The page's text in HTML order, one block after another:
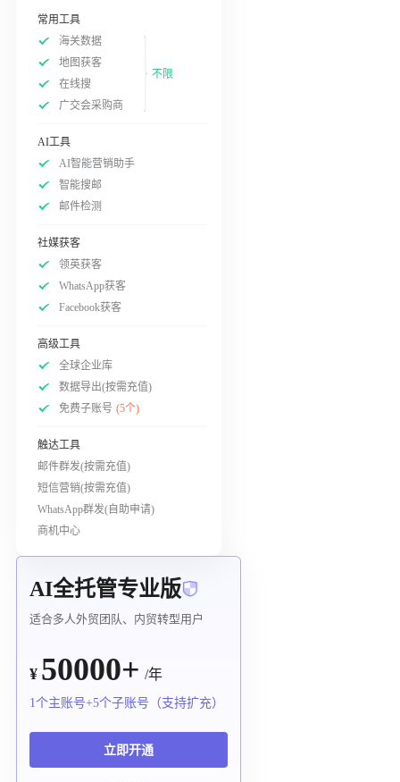
常用工具
海关数据
地图获客
在线搜
广交会采购商
不限
AI工具
AI智能营销助手
智能搜邮
邮件检测
社媒获客
领英获客
WhatsApp获客
Facebook获客
高级工具
全球企业库
数据导出(按需充值)
免费子账号 (5个)
触达工具
邮件群发(按需充值)
短信营销(按需充值)
WhatsApp群发(自助申请)
商机中心
AI全托管专业版
适合多人外贸团队、内贸转型用户
¥ 50000+ /年
1个主账号+5个子账号（支持扩充）
立即开通